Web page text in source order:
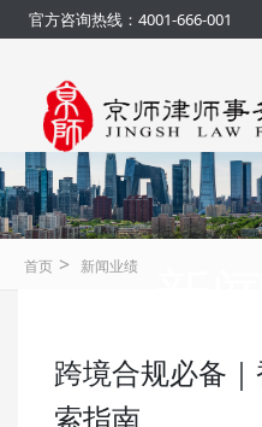
官方咨询热线：4001-666-001
官方 咨询热线
首页 > 新闻业绩
跨境合规必备
索指南